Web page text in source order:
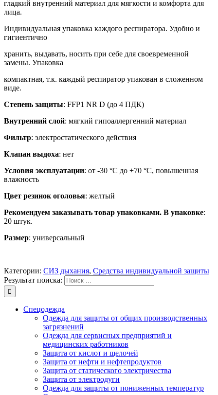
гладкий внутренний материал для мягкости и комфорта для
лица.
Индивидуальная упаковка каждого респиратора. Удобно и
гигиентично
хранить, выдавать, носить при себе для своевременной
замены. Упаковка
компактная, т.к. каждый респиратор упакован в сложенном
виде.
Степень защиты: FFP1 NR D (до 4 ПДК)
Внутренний слой: мягкий гипоаллергенний материал
Фильтр: электростатического действия
Клапан выдоха: нет
Условия эксплуатации: от -30 °C до +70 °C, повышенная
влажность
Цвет резинок оголовья: желтый
Рекомендуем заказывать товар упаковками. В упаковке:
20 штук.
Размер: универсальный
Категории: СИЗ дыхания, Средства индивидуальной защиты
Результат поиска:
Спецодежда
Одежда для защиты от общих производственных
загрязнений
Одежда для сервисных предприятий и
медицинских работников
Защита от кислот и щелочей
Защита от нефти и нефтепродуктов
Защита от статического электричества
Защита от электродуги
Одежда для защиты от пониженных температур